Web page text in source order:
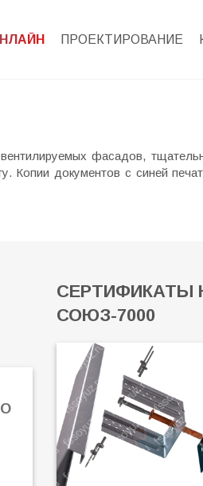
ПРОЕКТИРОВАНИЕ
фасадов,
Копии документов с синей
СЕРТИФИКАТЫ
СОЮЗ-7000